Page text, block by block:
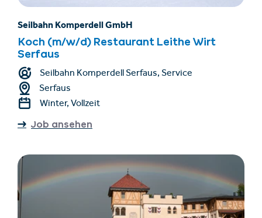
Seilbahn Komperdell GmbH
Koch (m/w/d) Restaurant Leithe Wirt
Serfaus
Seilbahn Komperdell Serfaus, Service
Serfaus
Winter, Vollzeit
Job ansehen